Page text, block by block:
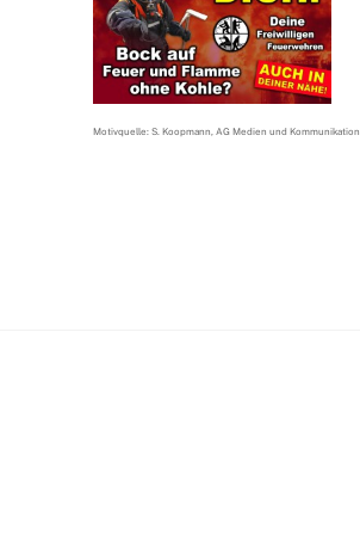
Motivquelle: S. Koopmann, AG Medien und Kommunikation